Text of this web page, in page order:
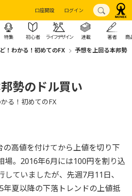
口座開設 ログイン
特集 初心者 ライフデザイン 連載 著者 商
！わかる！初めてのFX
予想を上回る本邦勢
勢のドル買い
る！初めてのFX
高値を付けてから上値を切り下
場。2016年6月には100円を割り込
ていましたが、先週7月11日、
年夏以降の下落トレンドの上値抵